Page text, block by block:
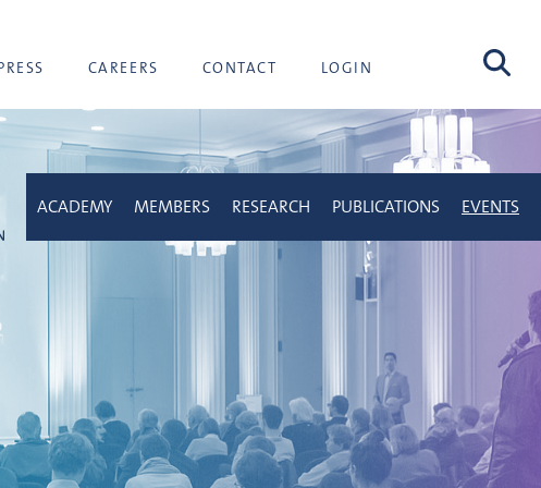
CAREERS CONTACT LOGIN search
ACADEMY MEMBERS RESEARCH PUBLICATIONS EVENTS